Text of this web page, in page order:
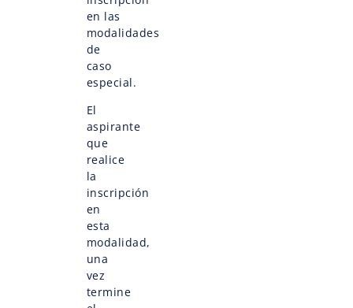
en las
modalidades
de
caso
especial.
El
aspirante
que
realice
la
inscripción
en
esta
modalidad,
una
vez
termine